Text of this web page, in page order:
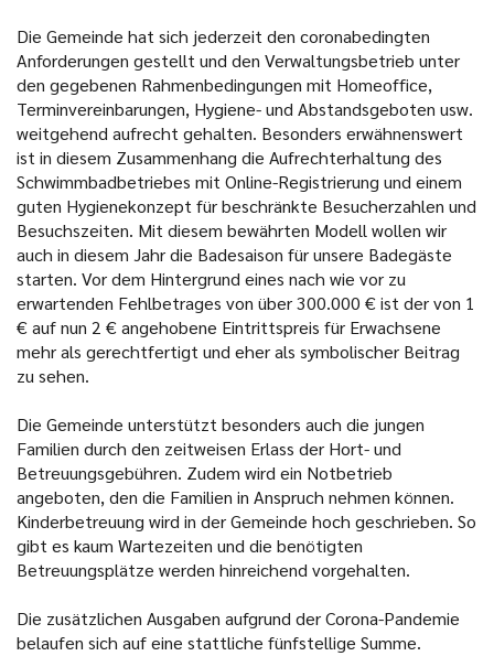
Die Gemeinde hat sich jederzeit den coronabedingten
Anforderungen gestellt und den Verwaltungsbetrieb unter
den gegebenen Rahmenbedingungen mit Homeoffice,
Terminvereinbarungen, Hygiene- und Abstandsgeboten usw.
weitgehend aufrecht gehalten. Besonders erwähnenswert
ist in diesem Zusammenhang die Aufrechterhaltung des
Schwimmbadbetriebes mit Online-Registrierung und einem
guten Hygienekonzept für beschränkte Besucherzahlen und
Besuchszeiten. Mit diesem bewährten Modell wollen wir
auch in diesem Jahr die Badesaison für unsere Badegäste
starten. Vor dem Hintergrund eines nach wie vor zu
erwartenden Fehlbetrages von über 300.000 € ist der von 1
€ auf nun 2 € angehobene Eintrittspreis für Erwachsene
mehr als gerechtfertigt und eher als symbolischer Beitrag
zu sehen.
Die Gemeinde unterstützt besonders auch die jungen
Familien durch den zeitweisen Erlass der Hort- und
Betreuungsgebühren. Zudem wird ein Notbetrieb
angeboten, den die Familien in Anspruch nehmen können.
Kinderbetreuung wird in der Gemeinde hoch geschrieben. So
gibt es kaum Wartezeiten und die benötigten
Betreuungsplätze werden hinreichend vorgehalten.
Die zusätzlichen Ausgaben aufgrund der Corona-Pandemie
belaufen sich auf eine stattliche fünfstellige Summe.